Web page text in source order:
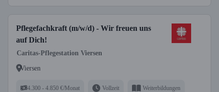
Pflegefachkraft (m/w/d) - Wir freuen uns
auf Dich!
Caritas-Pflegestation Viersen
Viersen
4.300 - 4.850 €/Monat Vollzeit Weiterbildungen